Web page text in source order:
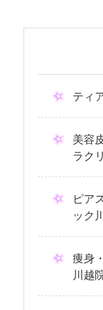
ティ
美容
ラク
ピア
ック
痩身
川越